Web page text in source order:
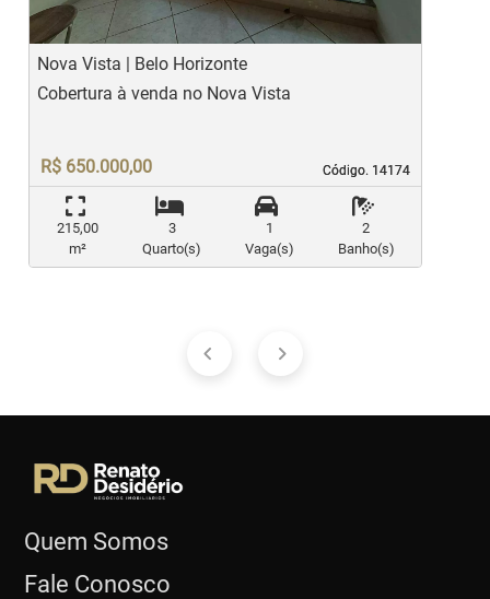
Nova Vista | Belo Horizonte
Código. 14174
Código. 14174
Cobertura à venda no Nova Vista
R$ 650.000,00
215,00
m²
3
Quarto(s)
1
Vaga(s)
2
Banho(s)
Quem Somos
Fale Conosco